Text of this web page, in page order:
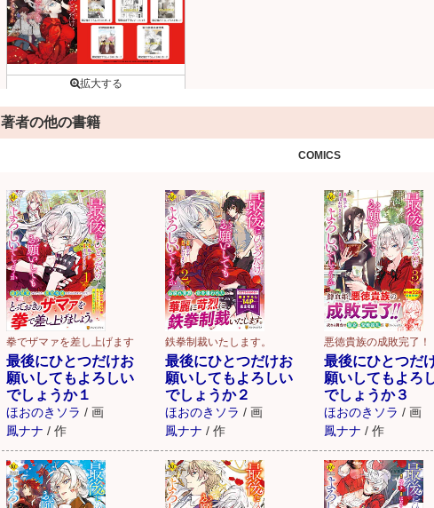
著者の他の書籍
COMICS
拳でザマァを差し上げます
最後にひとつだけお
願いしてもよろしい
でしょうか１
ほおのきソラ / 画
鳳ナナ / 作
鉄拳制裁いたします。
最後にひとつだけお
願いしてもよろしい
でしょうか２
ほおのきソラ / 画
鳳ナナ / 作
悪徳貴族の成敗完了！
最後にひとつだ
願いしてもよろ
でしょうか３
ほおのきソラ / 画
鳳ナナ / 作